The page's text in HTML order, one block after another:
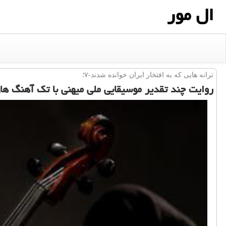
ال مور
ترانه هایی كه به افتخار ایران خوانده شدند-۷؛
روایت چند تقدیر موسیقایی ملی میهنی با تک آهنگ های ۲ نفره همراه